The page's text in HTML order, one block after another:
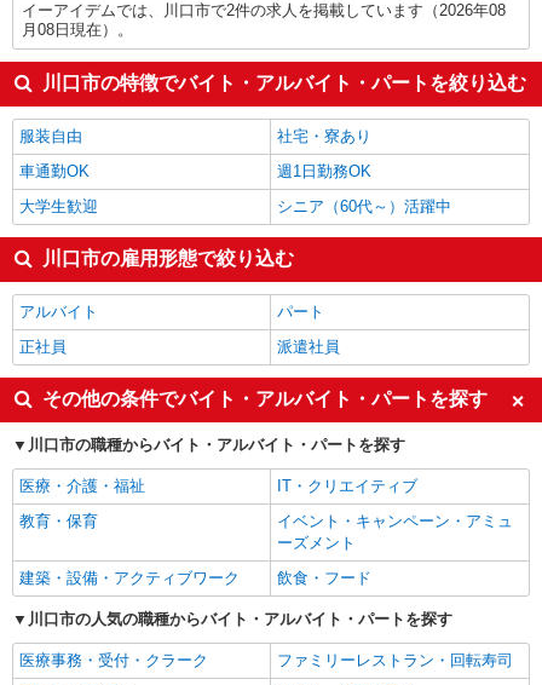
イーアイデムでは、川口市で2件の求人を掲載しています（2026年08
月08日現在）。
川口市の特徴でバイト・アルバイト・パートを絞り込む
服装自由
社宅・寮あり
車通勤OK
週1日勤務OK
大学生歓迎
シニア（60代～）活躍中
川口市の雇用形態で絞り込む
アルバイト
パート
正社員
派遣社員
その他の条件でバイト・アルバイト・パートを探す
川口市の職種からバイト・アルバイト・パートを探す
医療・介護・福祉
IT・クリエイティブ
教育・保育
イベント・キャンペーン・アミュ
ーズメント
建築・設備・アクティブワーク
飲食・フード
川口市の人気の職種からバイト・アルバイト・パートを探す
医療事務・受付・クラーク
ファミリーレストラン・回転寿司